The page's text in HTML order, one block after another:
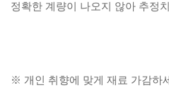
정확한 계량이 나오지 않아 추정
※ 개인 취향에 맞게 재료 가감하